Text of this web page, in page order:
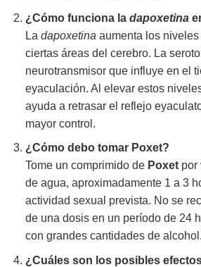
¿Cómo funciona la dapoxetina
La dapoxetina aumenta los
ciertas áreas del cerebro. La
neurotransmisor que influye en el
eyaculación. Al elevar estos
ayuda a retrasar el reflejo
mayor control.
¿Cómo debo tomar Poxet?
Tome un comprimido de Poxetpor
de agua, aproximadamente 1 a 3
actividad sexual prevista. No se
de una dosis en un período de 24
con grandes cantidades de alcohol.
¿Cuáles son los posibles